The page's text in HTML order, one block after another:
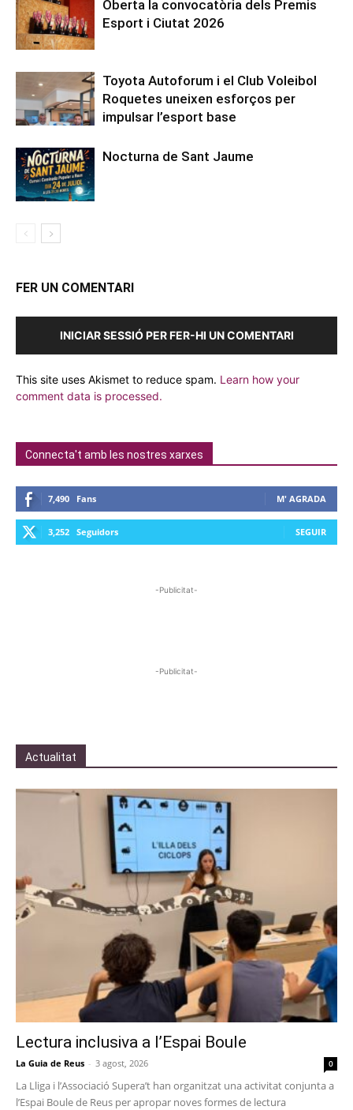
Oberta la convocatòria dels Premis
Esport i Ciutat 2026
Toyota Autoforum i el Club Voleibol
Roquetes uneixen esforços per
impulsar l’esport base
Nocturna de Sant Jaume
FER UN COMENTARI
INICIAR SESSIÓ PER FER-HI UN COMENTARI
This site uses Akismet to reduce spam. Learn how your
comment data is processed.
Connecta't amb les nostres xarxes
7,490 Fans M' AGRADA
3,252 Seguidors SEGUIR
-Publicitat-
-Publicitat-
Actualitat
Lectura inclusiva a l’Espai Boule
La Guia de Reus - 3 agost, 2026 0
La Lliga i l’Associació Supera’t han organitzat una activitat conjunta a
l’Espai Boule de Reus per apropar noves formes de lectura